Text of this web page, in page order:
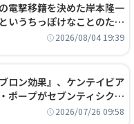
電撃移籍を決めた岸本隆一
いうちっぽけなことのため
はない」
2026/08/04 19:39
ロン効果』、ケンテイビア
ポープがセブンティシクサ
2026/07/26 09:58